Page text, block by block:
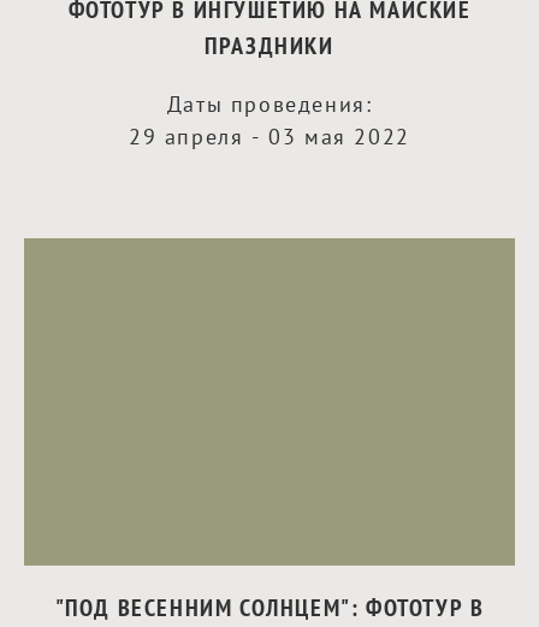
ФОТОТУР В ИНГУШЕТИЮ НА МАЙСКИЕ
ПРАЗДНИКИ
Даты проведения:
29 апреля - 03 мая 2022
"ПОД ВЕСЕННИМ СОЛНЦЕМ": ФОТОТУР В